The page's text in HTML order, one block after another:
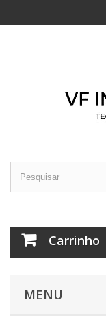
Carrinho
MENU